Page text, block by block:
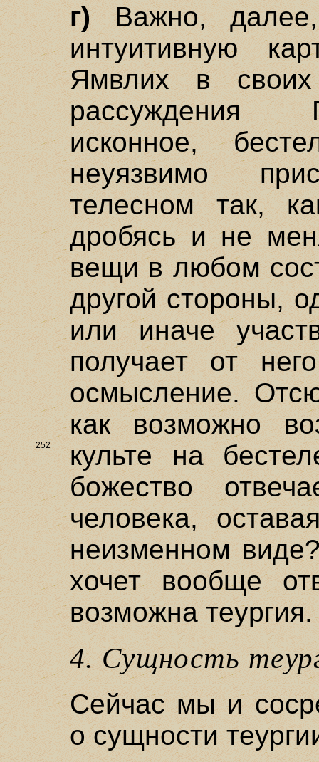
г)Важно,
интуитивную
Ямвлих в
рассуждения
исконное,
неуязвимо
телесном так,
дробясь и не
вещи в любом
другой стороны,
или иначе
получает от
осмысление.
как возможно
культе на
252
божество
человека,
неизменном
хочет вообще
возможна теургия.
4. Сущность
Сейчас мы и
о сущности